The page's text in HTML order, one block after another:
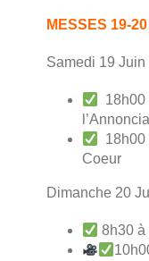
MESSES 19-
Samedi 19
18h00
18h00
Coeur
Dimanche 20
8h30 à